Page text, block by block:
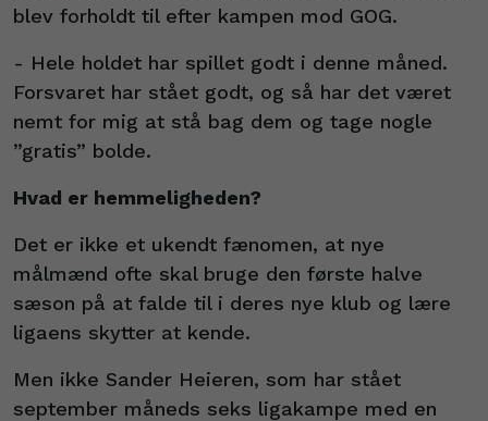
blev forholdt til efter kampen mod GOG.
- Hele holdet har spillet godt i denne måned.
Forsvaret har stået godt, og så har det været
nemt for mig at stå bag dem og tage nogle
”gratis” bolde.
Hvad er hemmeligheden?
Det er ikke et ukendt fænomen, at nye
målmænd ofte skal bruge den første halve
sæson på at falde til i deres nye klub og lære
ligaens skytter at kende.
Men ikke Sander Heieren, som har stået
september måneds seks ligakampe med en